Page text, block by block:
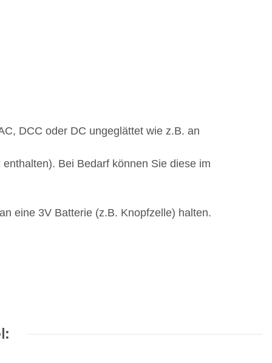
DCC oder DC ungeglättet wie z.B. an
Bei Bedarf können Sie diese im
eine 3V Batterie (z.B. Knopfzelle) halten.